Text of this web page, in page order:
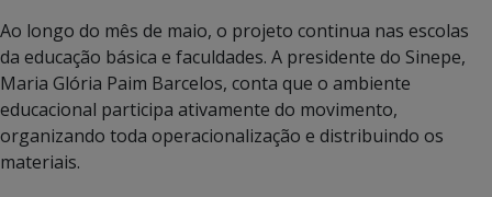
Ao longo do mês de maio, o projeto continua nas escolas
da educação básica e faculdades. A presidente do Sinepe,
Maria Glória Paim Barcelos, conta que o ambiente
educacional participa ativamente do movimento,
organizando toda operacionalização e distribuindo os
materiais.